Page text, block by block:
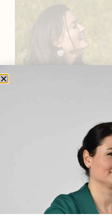
Sziasztok! Szarvas Niki
egészségügyi biomérnök,
Küldetésem a
alkalmazásának
férfiak egészségének